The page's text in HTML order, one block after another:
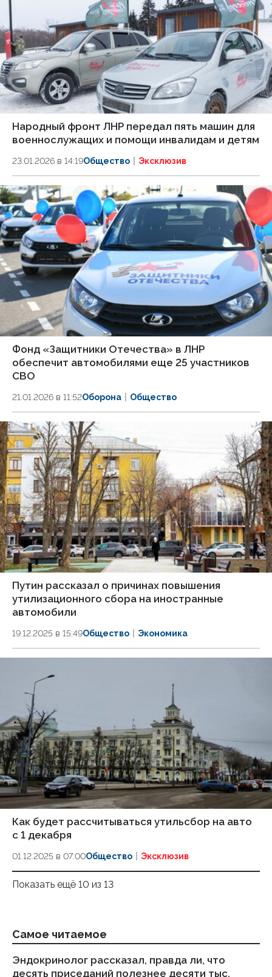
Народный фронт ЛНР передал пять машин для
военнослужащих и помощи инвалидам и детям
23.01.2026 в 14:19Общество Эксклюзив
Фонд «Защитники Отечества» в ЛНР
обеспечит автомобилями еще 25 участников
СВО
21.01.2026 в 11:52Оборона Общество
Путин рассказал о причинах повышения
утилизационного сбора на иностранные
автомобили
19.12.2025 в 15:49Общество Экономика
Как будет рассчитываться утильсбор на авто
с 1 декабря
01.12.2025 в 07:00Общество Эксклюзив
Показать ещё 10 из 13
Самое читаемое
Эндокринолог рассказал, правда ли, что
десять приседаний полезнее десяти тыс.